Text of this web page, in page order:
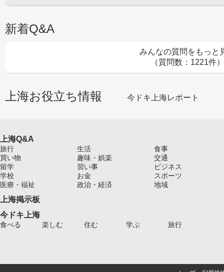
新着Q&A
みんなの質問をもっと
（質問数：1221件）
上海お役立ち情報 今ドキ上海レポート
上海Q&A
旅行 生活
食事
買い物
趣味・娯楽
交通
留学
習い事
ビジネス
学校
お金
スポーツ
医療・福祉
政治・経済 地域
上海掲示板
今ドキ上海
食べる 楽しむ 住む 学ぶ 旅行